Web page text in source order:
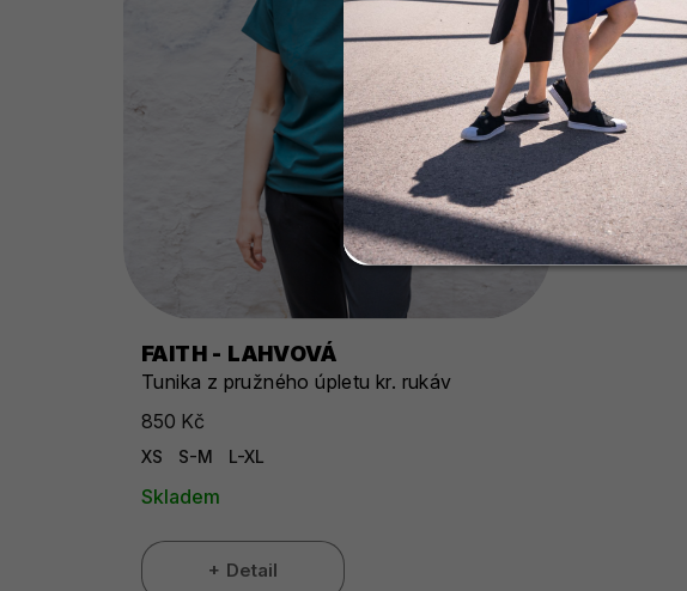
FAITH - LAHVOVÁ
Tunika z pružného úpletu kr. rukáv
850 Kč
XS S-M L-XL
Skladem
Detail